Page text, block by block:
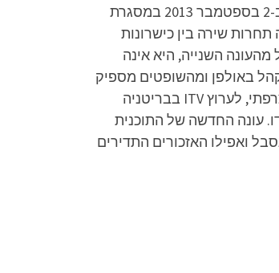
תוכנית מציאות ישראלית, אשר היוותה המשך לקדם-אירוויזיון מהעונה השנייה ועד השביעית. שידור התוכנית החל בערוץ 2 ב-2 בספטמבר 2013 במסגרת
כאשר במרכזה תחרות שירה בין כישרונות
השנייה, היא אינה
באולפן ומהשופטים מספיק
קולות כדי לעבור את הרף הנדרש כדי לעבור לשלב הבא. פורמט "הכוכב הבא" נמכר לרשת ABC האמריקאית, לערוץ M6 הצרפתי, לערוץ ITV בבריטניה
עונה החדשה של התוכנית
ואפילו האזכורים התדירים